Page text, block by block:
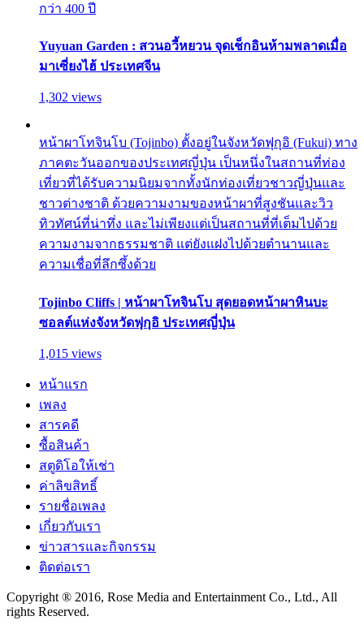
กว่า 400 ปี
Yuyuan Garden : สวนอวี้หยวน จุดเช็กอินห้ามพลาดเมื่อ
มาเซี่ยงไฮ้ ประเทศจีน
1,302 views
หน้าผาโทจินโบ (Tojinbo) ตั้งอยู่ในจังหวัดฟุกุอิ (Fukui) ทาง
ภาคตะวันออกของประเทศญี่ปุ่น เป็นหนึ่งในสถานที่ท่อง
เที่ยวที่ได้รับความนิยมจากทั้งนักท่องเที่ยวชาวญี่ปุ่นและ
ชาวต่างชาติ ด้วยความงามของหน้าผาที่สูงชันและวิว
ทิวทัศน์ที่น่าทึ่ง และไม่เพียงแต่เป็นสถานที่ที่เต็มไปด้วย
ความงามจากธรรมชาติ แต่ยังแฝงไปด้วยตำนานและ
ความเชื่อที่ลึกซึ้งด้วย
Tojinbo Cliffs | หน้าผาโทจินโบ สุดยอดหน้าผาหินบะ
ซอลต์แห่งจังหวัดฟุกุอิ ประเทศญี่ปุ่น
1,015 views
หน้าแรก
เพลง
สารคดี
ซื้อสินค้า
สตูดิโอให้เช่า
ค่าลิขสิทธิ์
รายชื่อเพลง
เกี่ยวกับเรา
ข่าวสารและกิจกรรม
ติดต่อเรา
Copyright ® 2016, Rose Media and Entertainment Co., Ltd., All
rights Reserved.